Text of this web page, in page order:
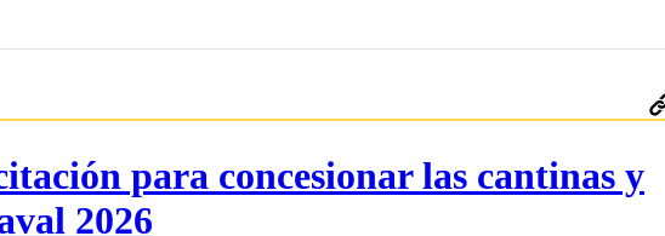
para concesionar las cantinas y
2026